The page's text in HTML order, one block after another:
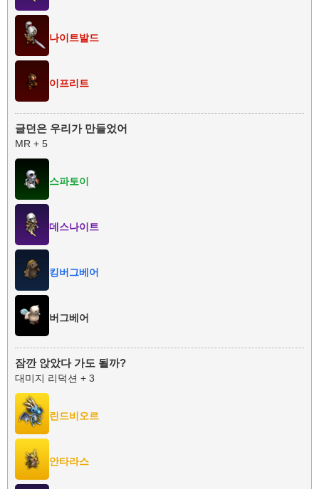
나이트발드
이프리트
글던은 우리가 만들었어
MR + 5
스파토이
데스나이트
킹버그베어
버그베어
잠깐 앉았다 가도 될까?
대미지 리덕션 + 3
린드비오르
안타라스